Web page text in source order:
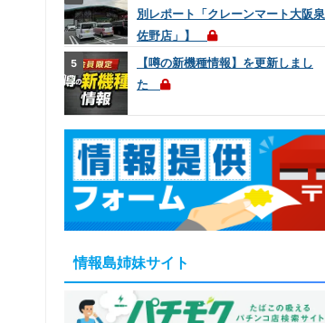
別レポート「クレーンマート大阪泉
佐野店」】
【噂の新機種情報】を更新しまし
た
情報島姉妹サイト